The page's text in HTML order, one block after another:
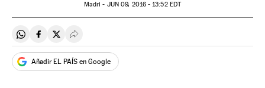
Madri - JUN 09, 2016 - 13:52EDT
Compartir en Whatsapp
Compartir en Facebook
Compartir en Twitter
Desplegar Redes Sociales
Añadir EL PAÍS en Google